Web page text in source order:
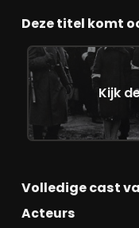
Deze titel komt
Kijk
Volledige cast
Acteurs